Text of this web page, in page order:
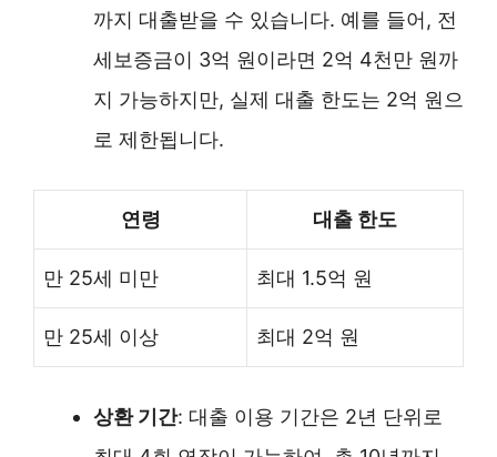
까지 대출받을 수 있습니다. 예를 들어, 전
세보증금이 3억 원이라면 2억 4천만 원까
지 가능하지만, 실제 대출 한도는 2억 원으
로 제한됩니다.
연령 대출 한도
만 25세 미만 최대 1.5억 원
만 25세 이상 최대 2억 원
상환 기간: 대출 이용 기간은 2년 단위로